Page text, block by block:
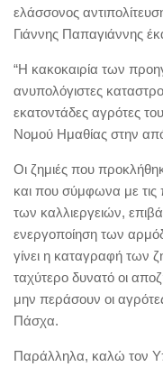
ελάσσονος
Γιάννης Παπαγιάννης
“Η κακοκαιρία των
ανυπολόγιστες
εκατοντάδες αγρότες
Νομού Ημαθίας στην
Οι ζημιές που
και που σύμφωνα με τις
των καλλιεργειών,
ενεργοποίηση των
γίνει η καταγραφή των
ταχύτερο δυνατό οι
μην περάσουν οι
Πάσχα.
Παράλληλα, καλώ τον